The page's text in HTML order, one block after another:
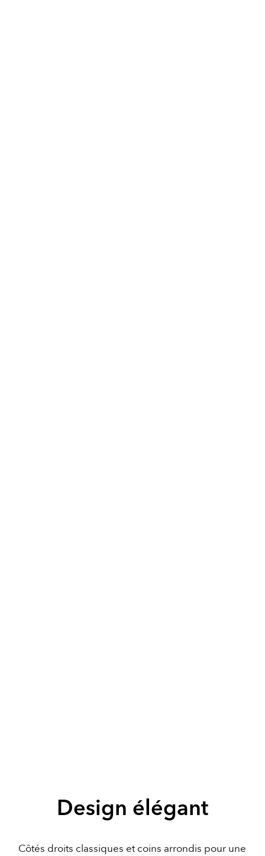
Design élégant
Côtés droits classiques et coins arrondis pour une